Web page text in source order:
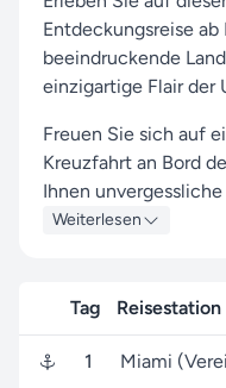
Entdeckungsreise
beeindruckende
einzigartige Flair der
Freuen Sie sich auf
Kreuzfahrt an Bord
Ihnen
spannende
warten.
Die Route startet am
Weiterlesen
Tag Reisestation
1 Miami